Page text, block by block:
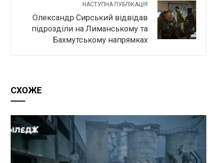
НАСТУПНА ПУБЛІКАЦІЯ
Олександр Сирський відвідав
підрозділи на Лиманському та
Бахмутському напрямках
СХОЖЕ